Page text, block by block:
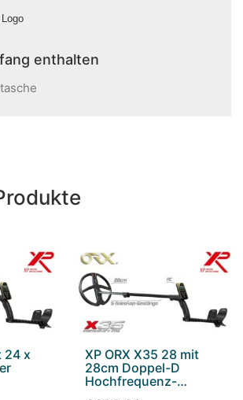
enthalten
24 x
XP ORX X35 28 mit
28cm Doppel-D
Hochfrequenz-